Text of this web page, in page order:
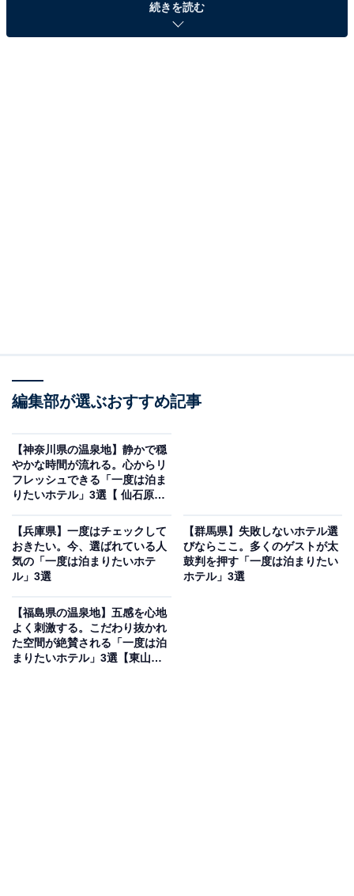
この記事の執筆者： All About ニュース お買
いもの部
ル＆タワーズ」公式Webサイトより）
「神戸ベイシェラトン ホテル＆タワーズ」は、神戸港と
六甲山を望む六甲アイランドに位置する国際色豊かなラ
グジュアリーホテルです。自家源泉100％の天然温泉
「濱泉」は宿泊者から高く支持されており、上質な癒や
しを提供。テラスレストラン「ガーデンカフェ」の多彩
続きを読む
編集部が選ぶおすすめ記事
【神奈川県の温泉地】静かで穏
やかな時間が流れる。心からリ
フレッシュできる「一度は泊ま
りたいホテル」3選【 仙石原温
泉】
【兵庫県】一度はチェックして
おきたい。今、選ばれている人
気の「一度は泊まりたいホテ
ル」3選
【群馬県】失敗しないホテル選
びならここ。多くのゲストが太
鼓判を押す「一度は泊まりたい
ホテル」3選
【福島県の温泉地】五感を心地
よく刺激する。こだわり抜かれ
た空間が絶賛される「一度は泊
まりたいホテル」3選【東山温